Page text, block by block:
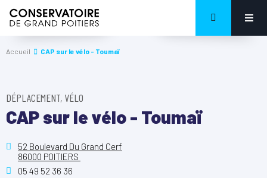
Accueil CAP sur le vélo - Toumaï
DÉPLACEMENT, VÉLO
CAP sur le vélo - Toumaï
52 Boulevard Du Grand Cerf
86000 POITIERS
05 49 52 36 36